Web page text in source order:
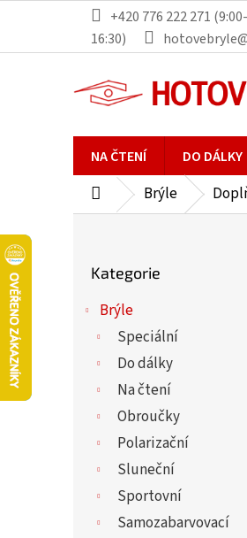
obsah
+420 776 222 271 (9:00-
16:30)
NA ČTENÍ DO DÁLKY
DomůBrýle
kategorie
Kategorie
Brýle
Speciální
Do dálky
Na čtení
Obroučky
Polarizační
Sluneční
Sportovní
Samozabarvovací